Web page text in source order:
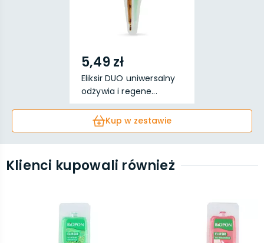
5,49 zł
Eliksir DUO uniwersalny
odżywia i regene...
Kup w zestawie
Klienci kupowali również